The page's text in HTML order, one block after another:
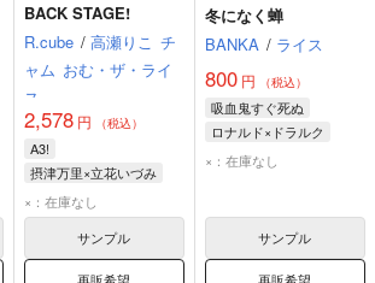
BACK STAGE!
R.cube / 高瀬りこ チ
ャム おむ・ザ・ライ
ス
2,578 円 （税込）
A3!
摂津万里×立花いづみ
摂津万里
×：在庫なし
サンプル
再販希望
冬になく蝉
BANKA / ライス
800円 （税込）
吸血鬼すぐ死ぬ
ロナルド×ドラルク
ロナルド
×：在庫なし
サンプル
再販希望